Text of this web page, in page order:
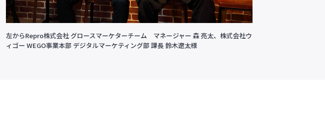
左からRepro株式会社 グロースマーケターチーム マネージャー 森 亮太、株式会社ウ
ィゴー WEGO事業本部 デジタルマーケティング部 課長 鈴木遼太様